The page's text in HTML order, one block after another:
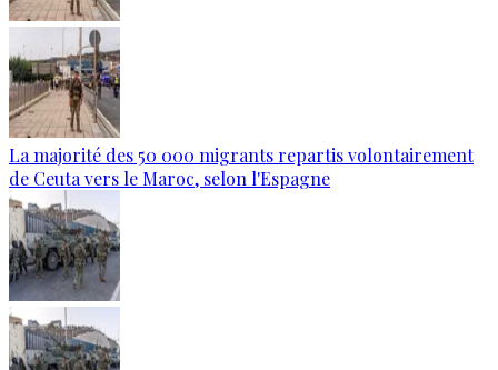
La majorité des 50 000 migrants repartis volontairement
de Ceuta vers le Maroc, selon l'Espagne